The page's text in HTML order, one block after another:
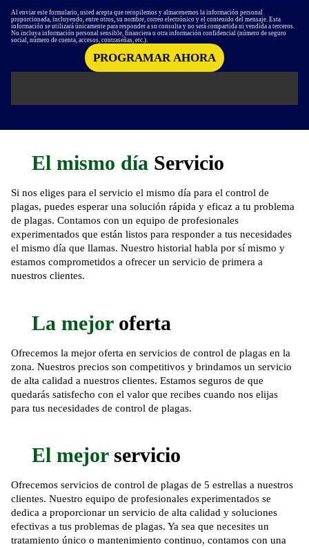
Al enviar este formulario, usted acepta que recopilemos y almacenemos la información personal
proporcionada, incluyendo, entre otros, su nombre, correo electrónico y el contenido del mensaje. Esta
información se utilizará únicamente para responder a su consulta y no será compartida ni vendida a terceros.
No incluya información personal sensible, financiera u otra información confidencial (número de seguro
social, número de cuenta, accesos, contraseñas, etc.).
El mismo día Servicio
Si nos eliges para el servicio el mismo día para el control de
plagas, puedes esperar una solución rápida y eficaz a tu problema
de plagas. Contamos con un equipo de profesionales
experimentados que están listos para responder a tus necesidades
el mismo día que llamas. Nuestro historial habla por sí mismo y
estamos comprometidos a ofrecer un servicio de primera a
nuestros clientes.
La mejoroferta
Ofrecemos la mejor oferta en servicios de control de plagas en la
zona. Nuestros precios son competitivos y brindamos un servicio
de alta calidad a nuestros clientes. Estamos seguros de que
quedarás satisfecho con el valor que recibes cuando nos elijas
para tus necesidades de control de plagas.
El mejorservicio
Ofrecemos servicios de control de plagas de 5 estrellas a nuestros
clientes. Nuestro equipo de profesionales experimentados se
dedica a proporcionar un servicio de alta calidad y soluciones
efectivas a tus problemas de plagas. Ya sea que necesites un
tratamiento único o mantenimiento continuo, contamos con una